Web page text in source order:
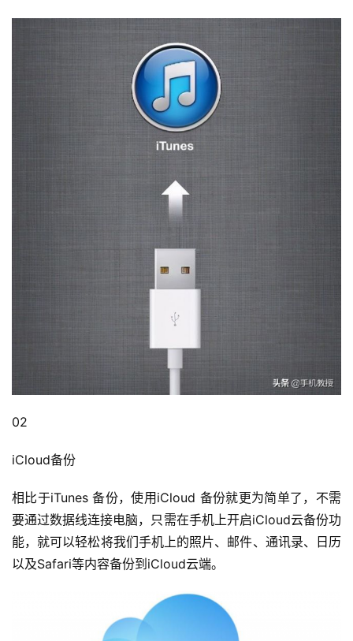
02
iCloud备份
相比于iTunes 备份，使用iCloud 备份就更为简单了，不需
要通过数据线连接电脑，只需在手机上开启iCloud云备份功
能，就可以轻松将我们手机上的照片、邮件、通讯录、日历
以及Safari等内容备份到iCloud云端。